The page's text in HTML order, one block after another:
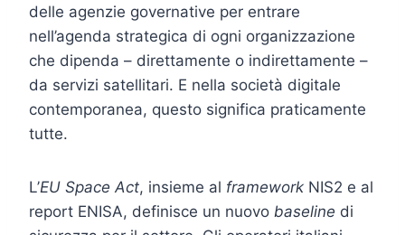
delle agenzie governative per entrare
nell’agenda strategica di ogni organizzazione
che dipenda – direttamente o indirettamente –
da servizi satellitari. E nella società digitale
contemporanea, questo significa praticamente
tutte.
L’EU Space Act, insieme al framework NIS2 e al
report ENISA, definisce un nuovo baseline di